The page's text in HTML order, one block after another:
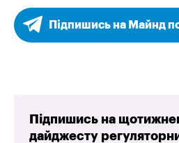
Підпишись на Майнд
Підпишись на
дайджесту